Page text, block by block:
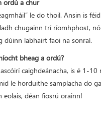
ordú a chur
le do thoil. Ansin is
chugainn trí ríomhphost,
dúinn labhairt faoi na sonraí.
bheag a ordú?
caighdeánacha, is é 1-10
le horduithe samplacha do
eolais, déan fiosrú orainn!